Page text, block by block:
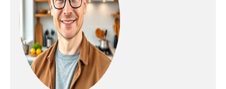
hauteur est ajustable
grâce aux pieds.
DIMENSIONS : La
Cuisine en forme de L a
une taille générale de
257x277 cm, la
profondeur et la hauteur